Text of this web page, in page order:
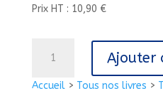
Accueil> Tous nos livres >
Prix HT : 10,90 €
LA
Ajouter